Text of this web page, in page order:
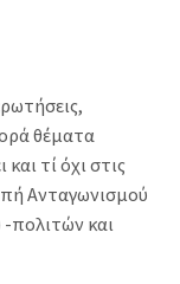
θέματα
τί όχι στις
Ανταγωνισμού
πολιτών και